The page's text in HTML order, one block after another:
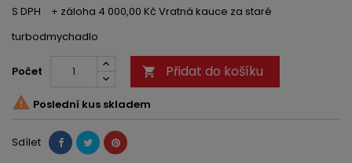
S DPH
+ záloha 4 000,00 Kč Vratná kauce za staré
turbodmychadlo
Počet  Přidat do košíku
 Poslední kus skladem
Sdílet